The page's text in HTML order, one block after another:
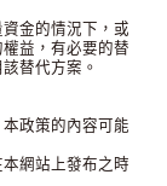
金的情況下，或
益，有必要的替
替代方案。
政策的內容可能
網站上發布之時